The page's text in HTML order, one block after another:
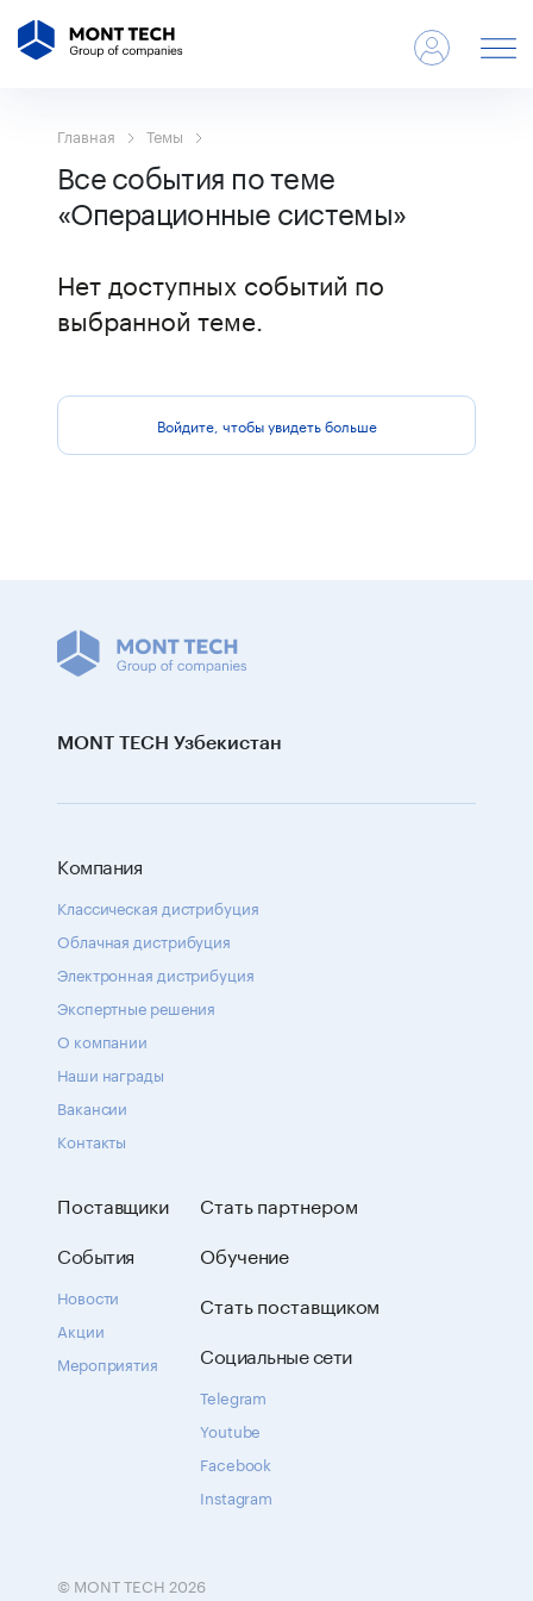
Главная Темы
Все события по теме
«Операционные системы»
Нет доступных событий по
выбранной теме.
Войдите, чтобы увидеть больше
MONT TECH Узбекистан
Компания
Классическая дистрибуция
Облачная дистрибуция
Электронная дистрибуция
Экспертные решения
О компании
Наши награды
Вакансии
Контакты
Поставщики
События
Новости
Акции
Мероприятия
Стать партнером
Обучение
Стать поставщиком
Социальные сети
Telegram
Youtube
Facebook
Instagram
© MONT TECH 2026